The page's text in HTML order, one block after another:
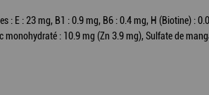
: E : 23 mg, B1 : 0.9 mg, B6 : 0.4 mg, H (Biotine) :
monohydraté : 10.9 mg (Zn 3.9 mg), Sulfate de